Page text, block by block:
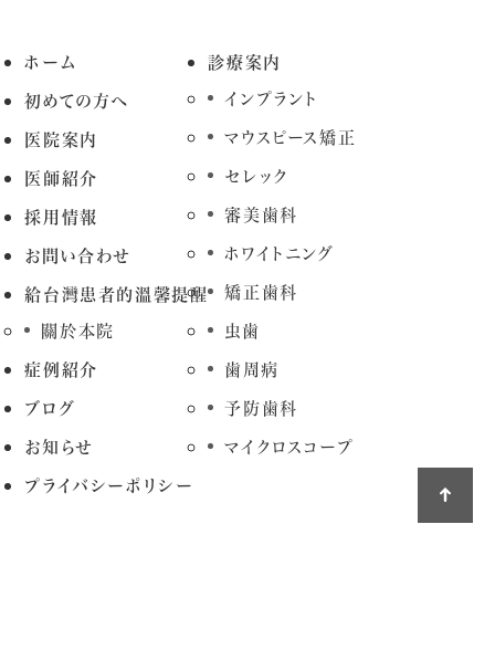
ホーム
初めての方へ
医院案内
医師紹介
採用情報
お問い合わせ
給台灣患者的溫馨提醒
關於本院
症例紹介
ブログ
お知らせ
プライバシーポリシー
診療案内
インプラント
マウスピース矯正
セレック
審美歯科
ホワイトニング
矯正歯科
虫歯
歯周病
予防歯科
マイクロスコープ